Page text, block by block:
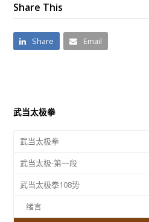
Share This
Share Email
武当太极拳
武当太极拳
武当太极-第一段
武当太极拳108势
绪言